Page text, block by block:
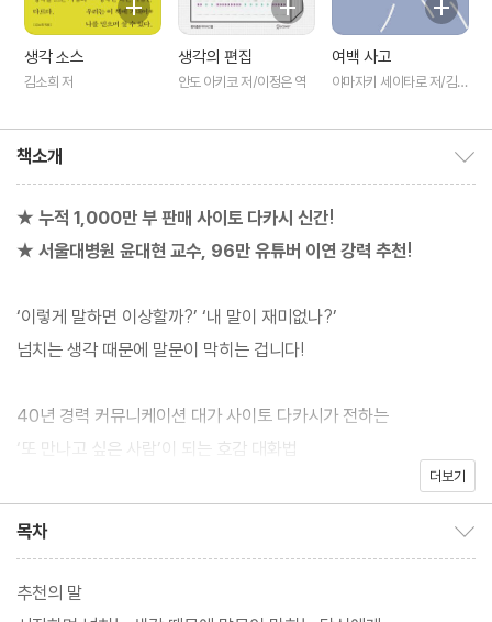
생각 소스
김소희 저
생각의 편집
안도 아키코 저/이정은 역
여백 사고
야마자키 세이타로 저/김영
책소개
★ 누적 1,000만 부 판매 사이토 다카시 신간!
★ 서울대병원 윤대현 교수, 96만 유튜버 이연 강력 추천!
‘이렇게 말하면 이상할까?’ ‘내 말이 재미없나?’
넘치는 생각 때문에 말문이 막히는 겁니다!
40년 경력 커뮤니케이션 대가 사이토 다카시가 전하는
‘또 만나고 싶은 사람’이 되는 호감 대화법
고의 소통 전문가이자 베스트셀러 작가인 사이토 다카시의 신간 『생
각이 많은 당신을 위한 말하기 수업』이 출간되었다. 그는 오랜 연구
를 통해 말을 잘 못하는 사람들의 공통점으로 ‘생각이 많다’는 점을
더보기
목차
추천의 말